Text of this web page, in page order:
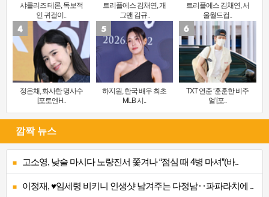
샤를리즈 테론, 독보적
인 귀걸이..
트리플에스 김채연, 개
그맨 김규..
트리플에스 김채연, 서
울월드컵..
정은채, 화사한 명사수
[포토엔H..
하지원, 한국 배우 최초
MLB 시..
TXT 연준 ‘훈훈한 비주
얼’[포..
깜짝 뉴스
고소영, 낮술 마시다 노량진서 쫓겨나 “점심 때 4병 마셔”(바..
이정재, ♥임세령 비키니 인생샷 남겨주는 다정남‥파파라치에 ..